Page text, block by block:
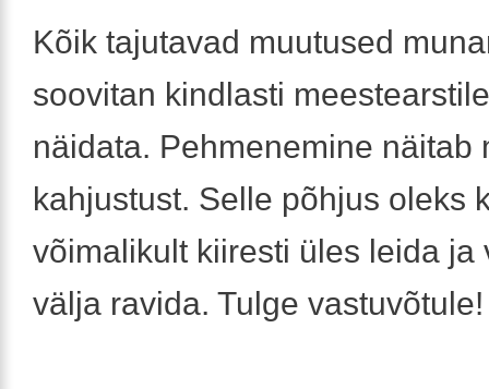
Kõik tajutavad muutused
soovitan kindlasti
näidata. Pehmenemine näitab
kahjustust. Selle põhjus oleks
võimalikult kiiresti üles leida ja
välja ravida. Tulge vastuvõtule!